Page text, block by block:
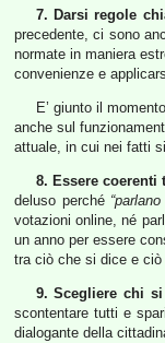
7. Darsi regole
precedente, ci sono
normate in maniera
convenienze e
E’ giunto il
anche sul
attuale, in cui nei fatti
8. Essere
deluso perché“parlano
votazioni online, né
un anno per essere
tra ciò che si dice e
9. Scegliere chi
scontentare tutti e
dialogante della